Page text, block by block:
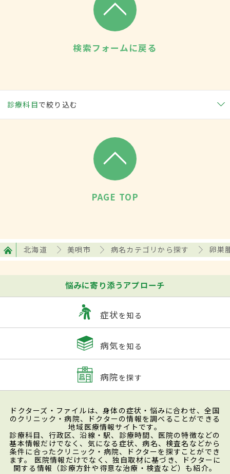
検索フォームに戻る
診療科目で絞り込む
PAGE TOP
北海道 美唄市 病名カテゴリから探す 卵巣
悩みに寄り添うアプローチ
症状を知る
病気を知る
病院を探す
ドクターズ・ファイルは、身体の症状・悩みに合わせ、全国
のクリニック・病院、ドクターの情報を調べることができる
地域医療情報サイトです。
診療科目、行政区、沿線・駅、診療時間、医院の特徴などの
基本情報だけでなく、気になる症状、病名、検査名などから
条件に合ったクリニック・病院、ドクターを探すことができ
ます。 医院情報だけでなく、独自取材に基づき、ドクターに
関する情報（診療方針や得意な治療・検査など）も紹介。